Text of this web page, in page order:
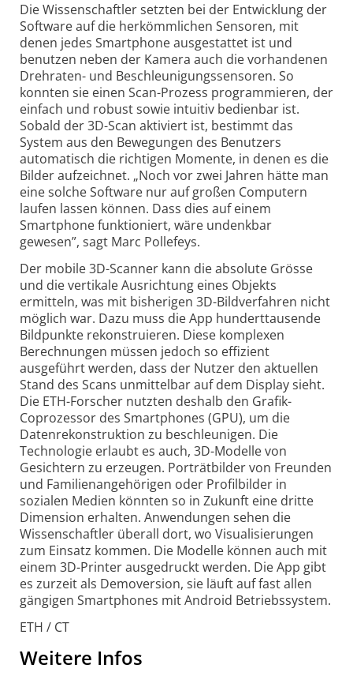
Die Wissenschaftler setzten bei der Entwicklung der
Software auf die herkömmlichen Sensoren, mit
denen jedes Smartphone ausgestattet ist und
benutzen neben der Kamera auch die vorhandenen
Drehraten- und Beschleunigungssensoren. So
konnten sie einen Scan-Prozess programmieren, der
einfach und robust sowie intuitiv bedienbar ist.
Sobald der 3D-Scan aktiviert ist, bestimmt das
System aus den Bewegungen des Benutzers
automatisch die richtigen Momente, in denen es die
Bilder aufzeichnet. „Noch vor zwei Jahren hätte man
eine solche Software nur auf großen Computern
laufen lassen können. Dass dies auf einem
Smartphone funktioniert, wäre undenkbar
gewesen”, sagt Marc Pollefeys.
Der mobile 3D-Scanner kann die absolute Grösse
und die vertikale Ausrichtung eines Objekts
ermitteln, was mit bisherigen 3D-Bildverfahren nicht
möglich war. Dazu muss die App hunderttausende
Bildpunkte rekonstruieren. Diese komplexen
Berechnungen müssen jedoch so effizient
ausgeführt werden, dass der Nutzer den aktuellen
Stand des Scans unmittelbar auf dem Display sieht.
Die ETH-Forscher nutzten deshalb den Grafik-
Coprozessor des Smartphones (GPU), um die
Datenrekonstruktion zu beschleunigen. Die
Technologie erlaubt es auch, 3D-Modelle von
Gesichtern zu erzeugen. Porträtbilder von Freunden
und Familienangehörigen oder Profilbilder in
sozialen Medien könnten so in Zukunft eine dritte
Dimension erhalten. Anwendungen sehen die
Wissenschaftler überall dort, wo Visualisierungen
zum Einsatz kommen. Die Modelle können auch mit
einem 3D-Printer ausgedruckt werden. Die App gibt
es zurzeit als Demoversion, sie läuft auf fast allen
gängigen Smartphones mit Android Betriebssystem.
ETH / CT
Weitere Infos